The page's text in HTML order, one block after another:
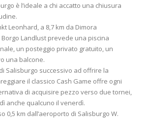
è l’ideale a chi accatto una chiusura
Leonhard, a 8,7 km da Dimora
Landlust prevede una piscina
un posteggio privato gratuito, un
una balcone.
Salisburgo successivo ad offrire la
il classico Cash Game offre ogni
di acquisire pezzo verso due tornei,
anche qualcuno il venerdì.
0,5 km dall’aeroporto di Salisburgo W.